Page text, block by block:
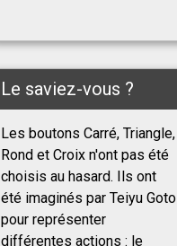
Le saviez-vous ?
Les boutons Carré, Triangle,
Rond et Croix n'ont pas été
choisis au hasard. Ils ont
été imaginés par Teiyu Goto
pour représenter
différentes actions : le